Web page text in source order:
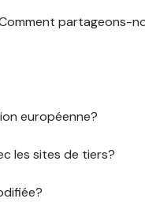
partageons-
européenne?
les sites de tiers?